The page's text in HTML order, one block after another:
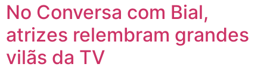
No Conversa com Bial,
atrizes relembram grandes
vilãs da TV